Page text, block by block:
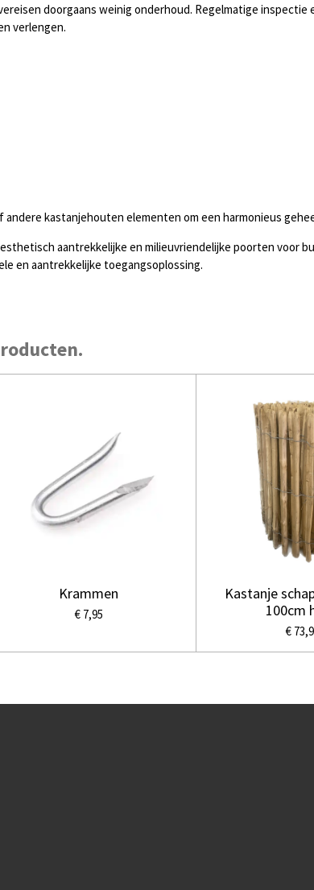
doorgaans weinig onderhoud. Regelmatige inspectie
verlengen.
kastanjehouten elementen om een harmonieus
aantrekkelijke en milieuvriendelijke poorten voor
en aantrekkelijke toegangsoplossing.
Krammen
€ 7,95
Kastanje
100cm
€